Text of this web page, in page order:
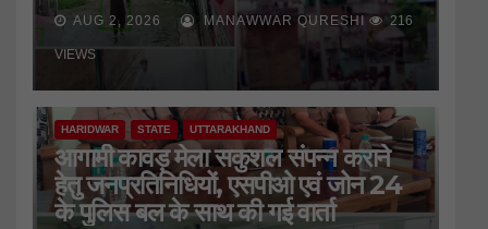
AUG 2, 2026 MANAWWAR QURESHI 216
VIEWS
HARIDWAR STATE UTTARAKHAND
आगामी कावड़ मेला सकुशल संपन्न कराने
हेतु जनप्रतिनिधियों, एसपीओ एवं जोन 24
के पुलिस बल के साथ की गई वार्ता